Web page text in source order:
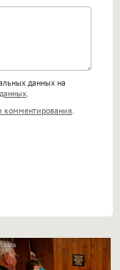
<big>,
<ol>, <li>,
HTML,
данных на
комментирования